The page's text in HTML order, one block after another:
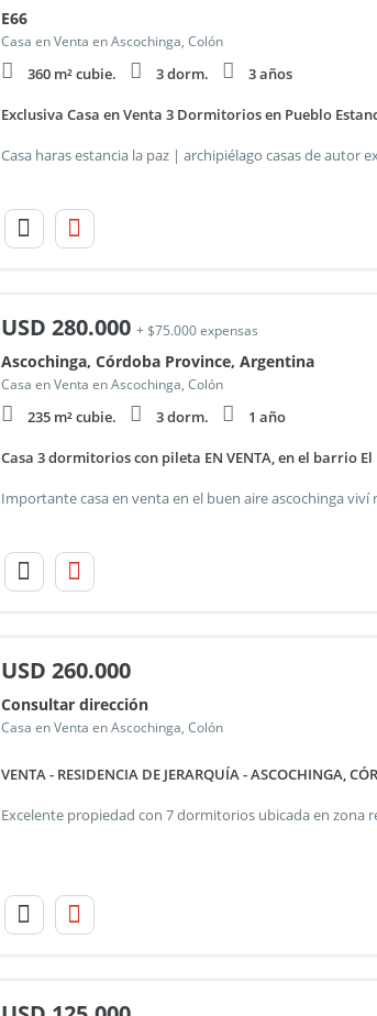
E66
Casa en Venta en Ascochinga, Colón
360 m² cubie. 3 dorm. 3 años
Exclusiva Casa en Venta 3 Dormitorios en Pueblo
USD 280.000 + $75.000 expensas
Ascochinga, Córdoba Province, Argentina
Casa en Venta en Ascochinga, Colón
235 m² cubie. 3 dorm. 1 año
Casa 3 dormitorios con pileta EN VENTA, en el barrio
USD 260.000
Consultar dirección
Casa en Venta en Ascochinga, Colón
VENTA - RESIDENCIA DE JERARQUÍA - ASCOCHINGA,